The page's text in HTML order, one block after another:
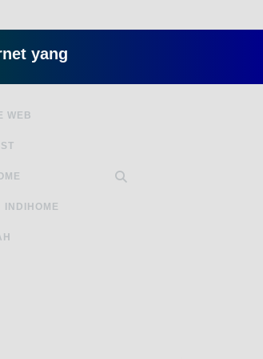
lambat gitu gitu aja dah
WEB
INDIHOME